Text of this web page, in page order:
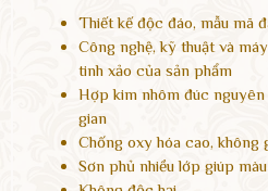
Thiết kế độc đáo, mẫu mã
Công nghệ, kỹ thuật và
tinh xảo của sản phẩm
Hợp kim nhôm đúc
gian
Chống oxy hóa cao, không
Sơn phủ nhiều lớp giúp